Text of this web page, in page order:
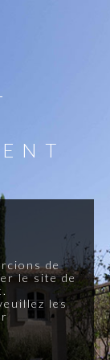
de
le site de
les